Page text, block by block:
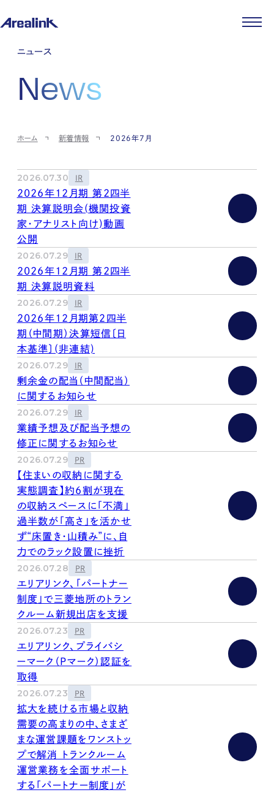
企業情報
企業理念
会社概要
コーポレートガバナンス
ストレージ事業
パートナー制度
土地権利整備事業
IR情報
IRカレンダー
IRポリシー
ストレージ室数実績
IRライブラリ
株式・株主情報
個人投資家の皆様へ
よくある質問・用語集
IRメール登録
免責事項
ニュース
商品情報
先輩社員インタビュー
中途採用
採用エントリー
asul
サイト
エリアリンクグループ ジャパントランクル
カスタマーハラスメントポリ
シー
情報セキュリティ・DX方針及び戦略
©2025 AREALINK.
ニュース
News
ホーム 新着情報 2026年7月
2026.07.30 IR
2026年12月期 第2四半
期 決算説明会(機関投資
家・アナリスト向け)動画
公開
2026.07.29 IR
2026年12月期 第2四半
期 決算説明資料
2026.07.29 IR
2026年12月期第２四半
期（中間期）決算短信〔日
本基準〕(非連結)
2026.07.29 IR
剰余金の配当（中間配当）
に関するお知らせ
2026.07.29 IR
業績予想及び配当予想の
修正に関するお知らせ
2026.07.29 PR
【住まいの収納に関する
実態調査】約6割が現在
の収納スペースに「不満」
過半数が「高さ」を活かせ
ず“床置き・山積み”に、自
力でのラック設置に挫折
2026.07.28 PR
エリアリンク、「パートナー
制度」で三菱地所のトラン
クルーム新規出店を支援
2026.07.23 PR
エリアリンク、プライバシ
ーマーク（Pマーク）認証を
取得
2026.07.23 PR
拡大を続ける市場と収納
需要の高まりの中、さまざ
まな運営課題をワンストッ
プで解消 トランクルーム
運営業務を全面サポート
する「パートナー制度」が